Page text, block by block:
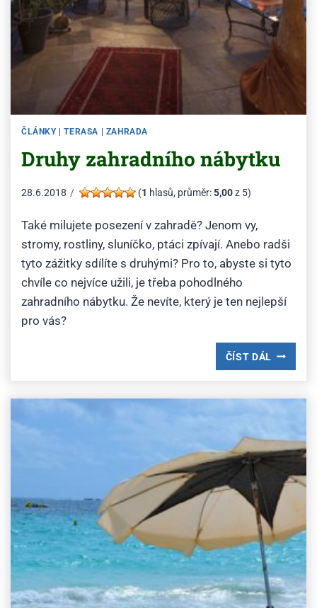
ČLÁNKY|TERASA | ZAHRADA
Druhy zahradního nábytku
28.6.2018 (1 hlasů, průměr:5,00z 5)
Také milujete posezení v zahradě? Jenom vy,
stromy, rostliny, sluníčko, ptáci zpívají. Anebo radši
tyto zážitky sdílíte s druhými? Pro to, abyste si tyto
chvíle co nejvíce užili, je třeba pohodlného
zahradního nábytku. Že nevíte, který je ten nejlepší
pro vás?
ČÍST DÁL DRUHY